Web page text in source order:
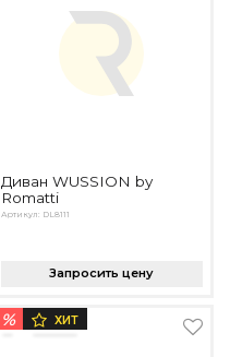
Диван WUSSION by
Romatti
Артикул: DL8111
Запросить цену
% ХИТ